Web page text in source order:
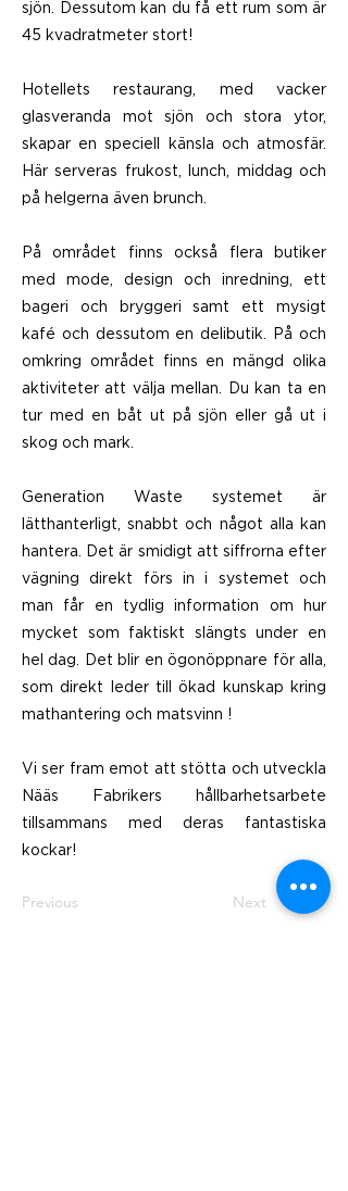
sjön. Dessutom kan du få ett rum som är
45 kvadratmeter stort!
Hotellets restaurang, med vacker
glasveranda mot sjön och stora ytor,
skapar en speciell känsla och atmosfär.
Här serveras frukost, lunch, middag och
på helgerna även brunch.
På området finns också flera butiker
med mode, design och inredning, ett
bageri och bryggeri samt ett mysigt
kafé och dessutom en delibutik. På och
omkring området finns en mängd olika
aktiviteter att välja mellan. Du kan ta en
tur med en båt ut på sjön eller gå ut i
skog och mark.
Generation Waste systemet är
lätthanterligt, snabbt och något alla kan
hantera. Det är smidigt att siffrorna efter
vägning direkt förs in i systemet och
man får en tydlig information om hur
mycket som faktiskt slängts under en
hel dag. Det blir en ögonöppnare för alla,
som direkt leder till ökad kunskap kring
mathantering och matsvinn !
Vi ser fram emot att stötta och utveckla
Nääs Fabrikers hållbarhetsarbete
tillsammans med deras fantastiska
kockar!
Previous Next